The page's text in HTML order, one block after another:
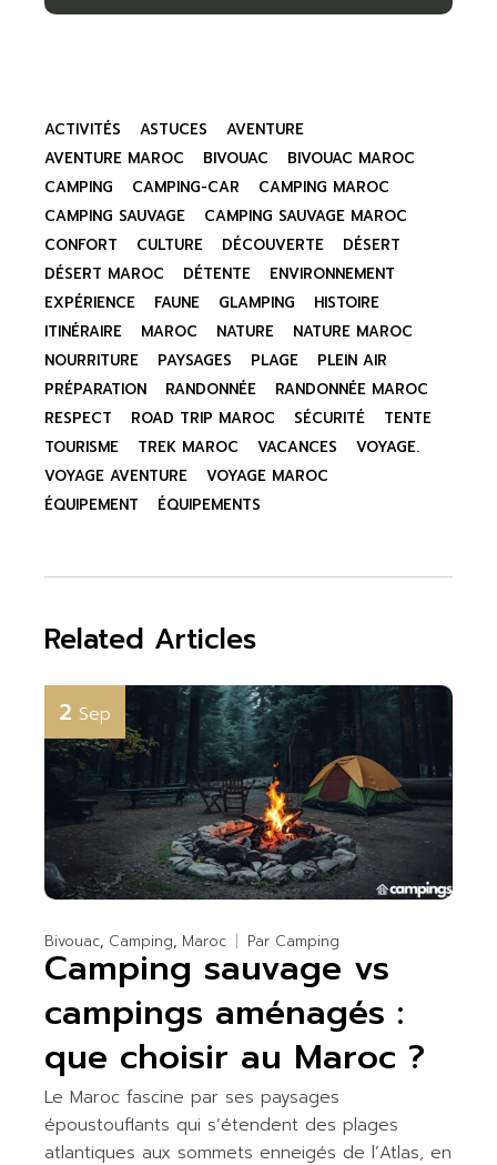
ACTIVITÉS ASTUCES
AVENTURE
AVENTURE MAROC
BIVOUAC
BIVOUAC MAROC
CAMPING
CAMPING-CAR
CAMPING MAROC
CAMPING SAUVAGE
CAMPING SAUVAGE MAROC
CONFORT
CULTURE DÉCOUVERTE
DÉSERT
DÉSERT MAROC
DÉTENTE
ENVIRONNEMENT
EXPÉRIENCE
FAUNE GLAMPING
HISTOIRE
ITINÉRAIRE
MAROC NATURE
NATURE MAROC
NOURRITURE
PAYSAGES PLAGE
PLEIN AIR
PRÉPARATION
RANDONNÉE
RANDONNÉE MAROC
RESPECT
ROAD TRIP MAROC SÉCURITÉ
TENTE
TOURISME
TREK MAROC VACANCES
VOYAGE.
VOYAGE AVENTURE
VOYAGE MAROC
ÉQUIPEMENT
ÉQUIPEMENTS
Related Articles
2 Sep
Bivouac Camping Maroc Par Camping
Camping sauvage vs
campings aménagés :
que choisir au Maroc ?
Le Maroc fascine par ses paysages
époustouflants qui s’étendent des plages
atlantiques aux sommets enneigés de l’Atlas, en